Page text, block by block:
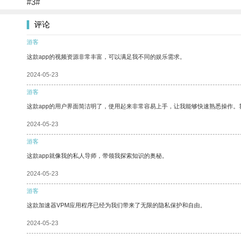
#3#
评论
游客
这款app的视频资源非常丰富，可以满足我不同的娱乐需求。
2024-05-23
游客
这款app的用户界面简洁明了，使用起来非常容易上手，让我能够快速熟悉操作。
2024-05-23
游客
这款app就像我的私人导师，带领我探索知识的奥秘。
2024-05-23
游客
这款加速器VPM应用程序已经为我们带来了无限的隐私保护和自由。
2024-05-23